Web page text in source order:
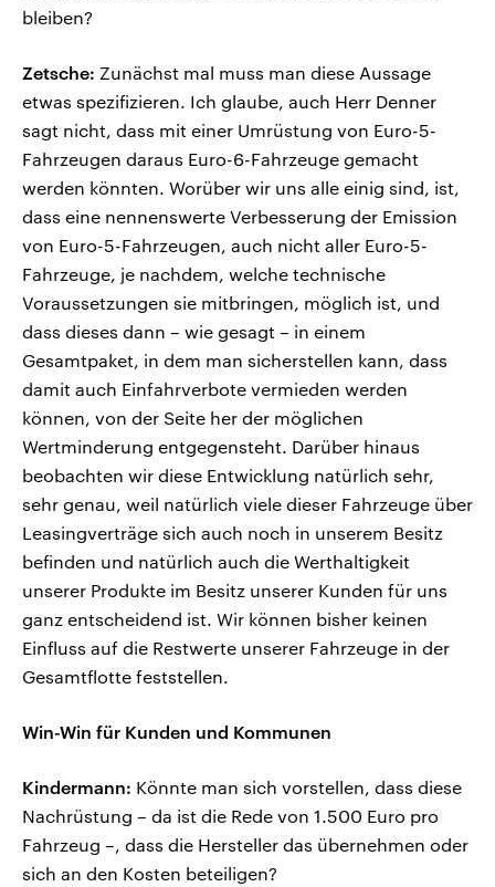
bleiben?
Zetsche: Zunächst mal muss man diese Aussage
etwas spezifizieren. Ich glaube, auch Herr Denner
sagt nicht, dass mit einer Umrüstung von Euro-5-
Fahrzeugen daraus Euro-6-Fahrzeuge gemacht
werden könnten. Worüber wir uns alle einig sind, ist,
dass eine nennenswerte Verbesserung der Emission
von Euro-5-Fahrzeugen, auch nicht aller Euro-5-
Fahrzeuge, je nachdem, welche technische
Voraussetzungen sie mitbringen, möglich ist, und
dass dieses dann – wie gesagt – in einem
Gesamtpaket, in dem man sicherstellen kann, dass
damit auch Einfahrverbote vermieden werden
können, von der Seite her der möglichen
Wertminderung entgegensteht. Darüber hinaus
beobachten wir diese Entwicklung natürlich sehr,
sehr genau, weil natürlich viele dieser Fahrzeuge über
Leasingverträge sich auch noch in unserem Besitz
befinden und natürlich auch die Werthaltigkeit
unserer Produkte im Besitz unserer Kunden für uns
ganz entscheidend ist. Wir können bisher keinen
Einfluss auf die Restwerte unserer Fahrzeuge in der
Gesamtflotte feststellen.
Win-Win für Kunden und Kommunen
Kindermann: Könnte man sich vorstellen, dass diese
Nachrüstung – da ist die Rede von 1.500 Euro pro
Fahrzeug –, dass die Hersteller das übernehmen oder
sich an den Kosten beteiligen?